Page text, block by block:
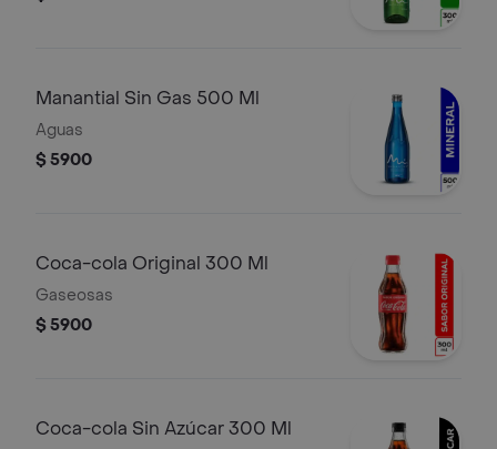
Manantial Sin Gas 500 Ml
Aguas
$ 5900
Coca-cola Original 300 Ml
Gaseosas
$ 5900
Coca-cola Sin Azúcar 300 Ml